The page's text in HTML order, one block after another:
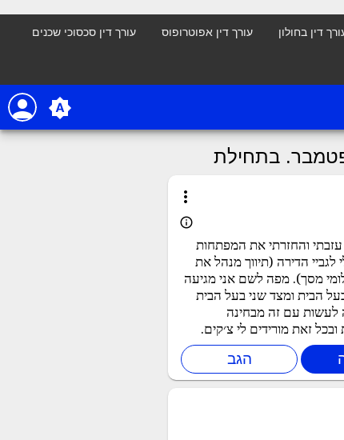
דין בחולון עורך דין אפוטרופוס עורך דין סכסוכי שכנים
person brightness_auto
בתחילת
more_vert
info_outline
והחזרתי את המפתחות
לגביי הדירה (תיווך מנהל את
מסך). מפה לשם אני מגיעה
הבית ומצד שני בעל הבית
עם זה מבחינה
זאת מורידים לי צ׳קים.